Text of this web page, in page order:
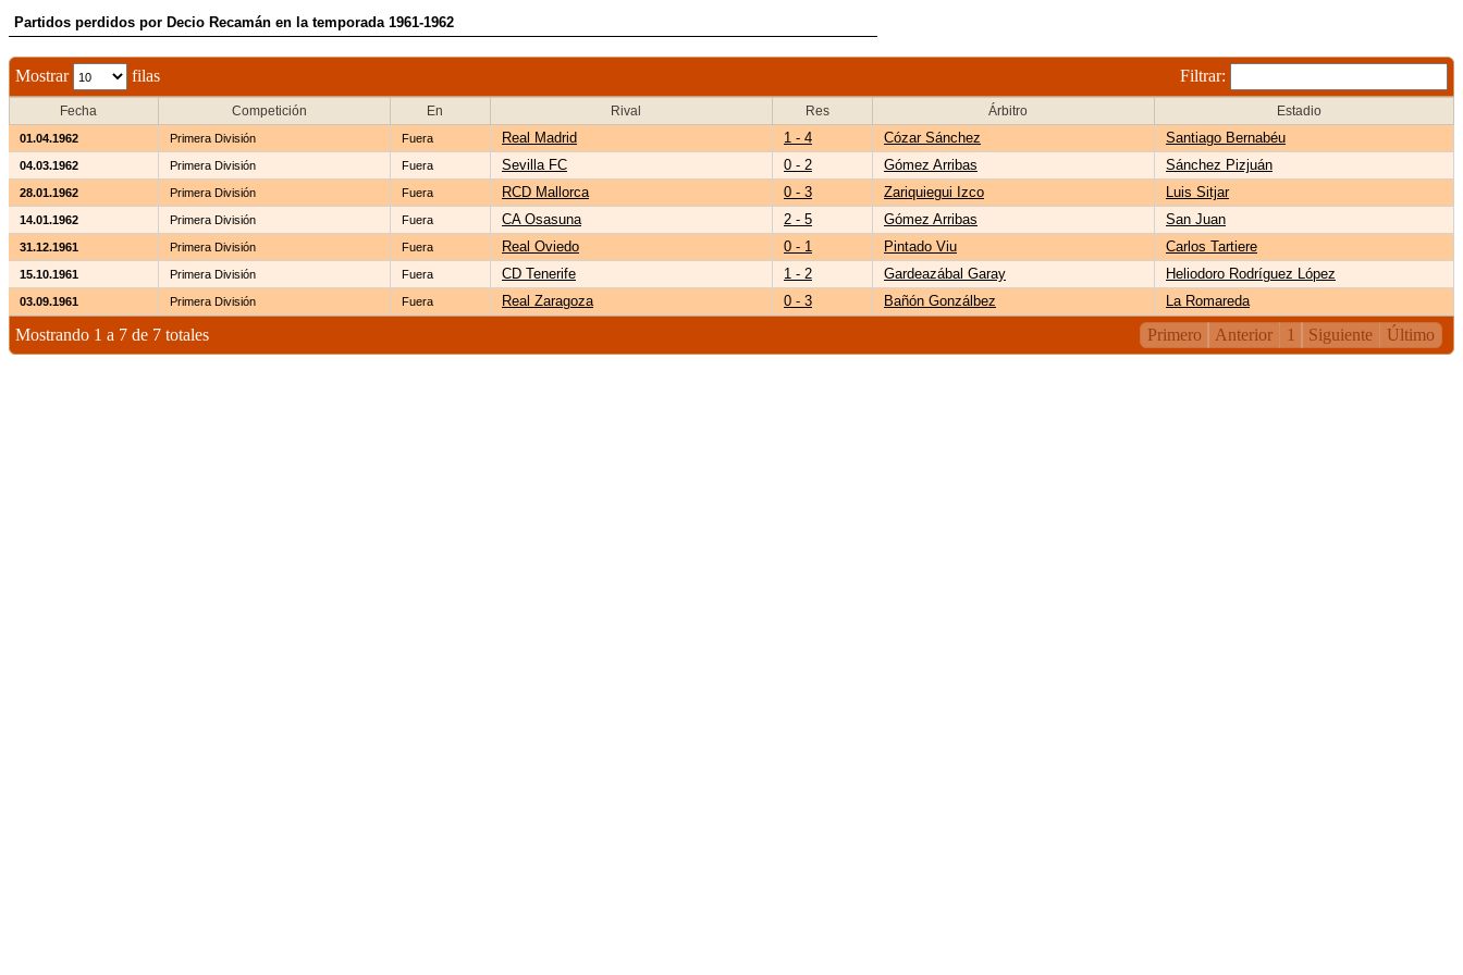
Partidos perdidos por Decio Recamán en la temporada 1961-1962
Mostrar filas Filtrar:
Fecha Competición En Rival Res Árbitro Estadio
01.04.1962 Primera División Fuera Real Madrid 1 - 4 Cózar Sánchez Santiago Bernabéu
04.03.1962 Primera División Fuera Sevilla FC 0 - 2 Gómez Arribas Sánchez Pizjuán
28.01.1962 Primera División Fuera RCD Mallorca 0 - 3 Zariquiegui Izco Luis Sitjar
14.01.1962 Primera División Fuera CA Osasuna 2 - 5 Gómez Arribas San Juan
31.12.1961 Primera División Fuera Real Oviedo 0 - 1 Pintado Viu Carlos Tartiere
15.10.1961 Primera División Fuera CD Tenerife 1 - 2 Gardeazábal Garay Heliodoro Rodríguez López
03.09.1961 Primera División Fuera Real Zaragoza 0 - 3 Bañón Gonzálbez La Romareda
Mostrando 1 a 7 de 7 totales Primero Anterior 1 Siguiente Último